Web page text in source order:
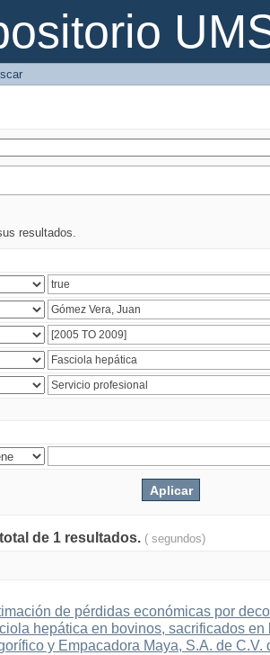
resultados.
de 1 resultados. ( segundos)
de pérdidas económicas por
hepática en bovinos, sacrificados en
y Empacadora Maya, S.A. de